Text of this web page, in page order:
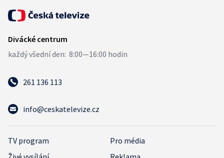
261 136 113
info@ceskatelevize.cz
TV program
Pro média